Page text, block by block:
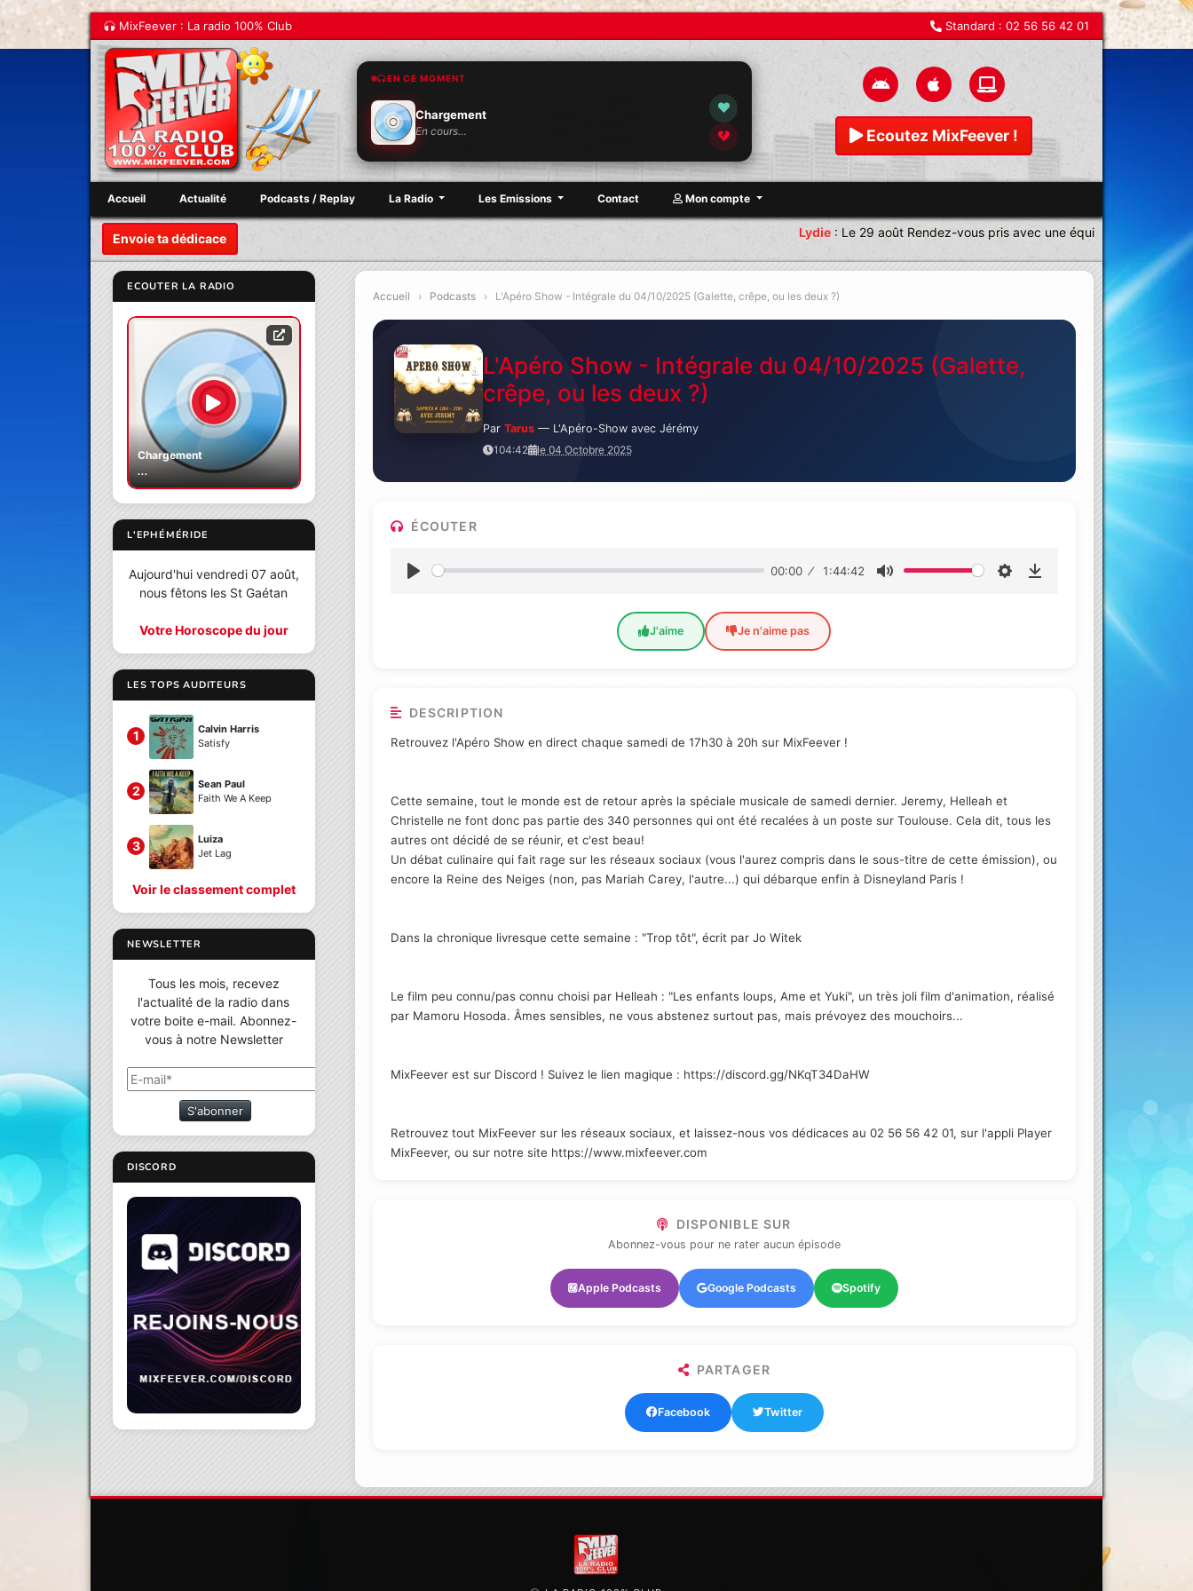
MixFeever : La radio 100% Club Standard : 02 56 56 42 01
EN CE MOMENT
Chargement
En cours… Ecoutez MixFeever !
Accueil Actualité Podcasts / Replay La Radio Les Emissions Contact Mon compte
Envoie ta dédicace Lydie:Le 29 août Rendez-vous pris avec une équipe magnifique
ECOUTER LA RADIO
Chargement
...
L'EPHÉMÉRIDE
Aujourd'hui vendredi 07 août,
nous fêtons les St Gaétan
Votre Horoscope du jour
LES TOPS AUDITEURS
1
Calvin Harris
Satisfy
2
Sean Paul
Faith We A Keep
3
Luiza
Jet Lag
Voir le classement complet
NEWSLETTER
Tous les mois, recevez
l'actualité de la radio dans
votre boite e-mail. Abonnez-
vous à notre Newsletter
S'abonner
DISCORD
Accueil › Podcasts › L'Apéro Show - Intégrale du 04/10/2025 (Galette, crêpe, ou les deux ?)
L'Apéro Show - Intégrale du 04/10/2025 (Galette,
crêpe, ou les deux ?)
Par Tarus— L'Apéro-Show avec Jérémy
104:42
le 04 Octobre 2025
ÉCOUTER
00:00 1:44:42
J'aime Je n'aime pas
DESCRIPTION
Retrouvez l'Apéro Show en direct chaque samedi de 17h30 à 20h sur MixFeever !
Cette semaine, tout le monde est de retour après la spéciale musicale de samedi dernier. Jeremy, Helleah et
Christelle ne font donc pas partie des 340 personnes qui ont été recalées à un poste sur Toulouse. Cela dit, tous les
autres ont décidé de se réunir, et c'est beau!
Un débat culinaire qui fait rage sur les réseaux sociaux (vous l'aurez compris dans le sous-titre de cette émission), ou
encore la Reine des Neiges (non, pas Mariah Carey, l'autre...) qui débarque enfin à Disneyland Paris !
Dans la chronique livresque cette semaine : "Trop tôt", écrit par Jo Witek
Le film peu connu/pas connu choisi par Helleah : "Les enfants loups, Ame et Yuki", un très joli film d'animation, réalisé
par Mamoru Hosoda. Âmes sensibles, ne vous abstenez surtout pas, mais prévoyez des mouchoirs...
MixFeever est sur Discord ! Suivez le lien magique : https://discord.gg/NKqT34DaHW
Retrouvez tout MixFeever sur les réseaux sociaux, et laissez-nous vos dédicaces au 02 56 56 42 01, sur l'appli Player
MixFeever, ou sur notre site https://www.mixfeever.com
DISPONIBLE SUR
Abonnez-vous pour ne rater aucun épisode
Apple Podcasts Google Podcasts Spotify
PARTAGER
Facebook Twitter